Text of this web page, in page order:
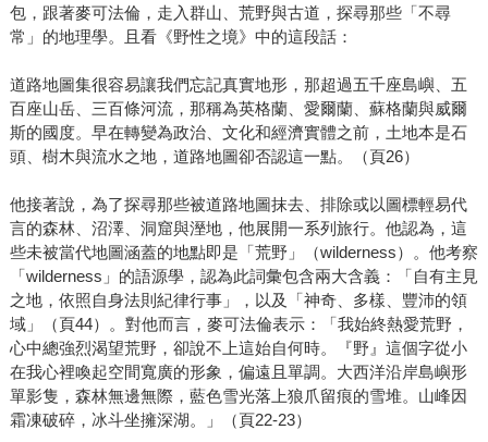
包，跟著麥可法倫，走入群山、荒野與古道，探尋那些「不尋
常」的地理學。且看《野性之境》中的這段話：
道路地圖集很容易讓我們忘記真實地形，那超過五千座島嶼、五
百座山岳、三百條河流，那稱為英格蘭、愛爾蘭、蘇格蘭與威爾
斯的國度。早在轉變為政治、文化和經濟實體之前，土地本是石
頭、樹木與流水之地，道路地圖卻否認這一點。（頁26）
他接著說，為了探尋那些被道路地圖抹去、排除或以圖標輕易代
言的森林、沼澤、洞窟與溼地，他展開一系列旅行。他認為，這
些未被當代地圖涵蓋的地點即是「荒野」（wilderness）。他考察
「wilderness」的語源學，認為此詞彙包含兩大含義：「自有主見
之地，依照自身法則紀律行事」，以及「神奇、多樣、豐沛的領
域」（頁44）。對他而言，麥可法倫表示：「我始終熱愛荒野，
心中總強烈渴望荒野，卻說不上這始自何時。『野』這個字從小
在我心裡喚起空間寬廣的形象，偏遠且單調。大西洋沿岸島嶼形
單影隻，森林無邊無際，藍色雪光落上狼爪留痕的雪堆。山峰因
霜凍破碎，冰斗坐擁深湖。」（頁22-23）